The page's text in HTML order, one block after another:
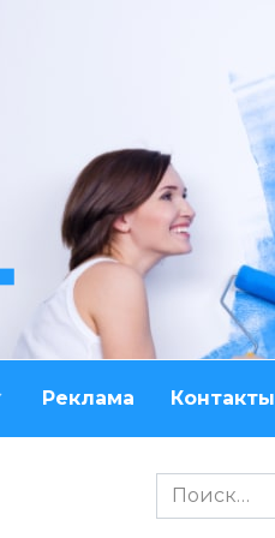
Реклама Контакты
Search
for: